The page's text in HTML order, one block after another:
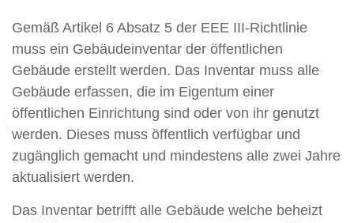
Gemäß Artikel 6 Absatz 5 der EEE III-Richtlinie
muss ein Gebäudeinventar der öffentlichen
Gebäude erstellt werden. Das Inventar muss alle
Gebäude erfassen, die im Eigentum einer
öffentlichen Einrichtung sind oder von ihr genutzt
werden. Dieses muss öffentlich verfügbar und
zugänglich gemacht und mindestens alle zwei Jahre
aktualisiert werden.
Das Inventar betrifft alle Gebäude welche beheizt